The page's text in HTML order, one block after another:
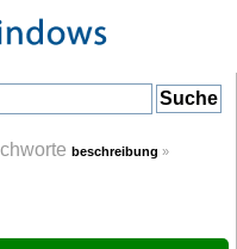
beschreibung »